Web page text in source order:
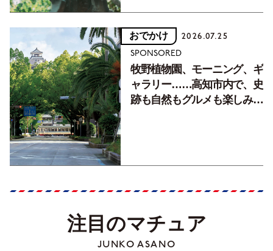
おでかけ 2026.07.25
SPONSORED
牧野植物園、モーニング、ギ
ャラリー……高知市内で、史
跡も自然もグルメも楽しみ尽
注目のマチュア
JUNKO ASANO